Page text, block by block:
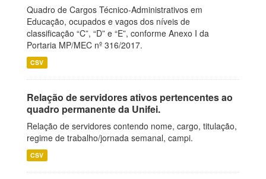
Quadro de Cargos Técnico-Administrativos em
Educação, ocupados e vagos dos níveis de
classificação “C”, “D” e “E”, conforme Anexo I da
Portaria MP/MEC nº 316/2017.
CSV
Relação de servidores ativos pertencentes ao
quadro permanente da Unifei.
Relação de servidores contendo nome, cargo, titulação,
regime de trabalho/jornada semanal, campi.
CSV